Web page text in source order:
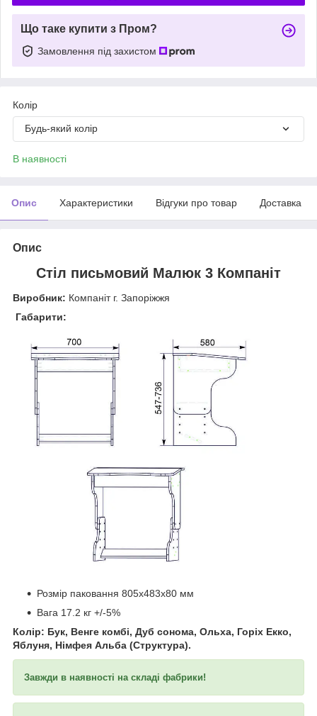
Що таке купити з Пром?
Замовлення під захистом
Колір
Будь-який колір
В наявності
Опис Характеристики Відгуки про товар Доставка
Опис
Стіл письмовий Малюк 3 Компаніт
Виробник: Компаніт г. Запоріжжя
Габарити:
Розмір паковання 805х483х80 мм
Вага 17.2 кг +/-5%
Колір: Бук, Венге комбі, Дуб сонома, Ольха, Горіх Екко,
Яблуня, Німфея Альба (Структура).
Завжди в наявності на складі фабрики!